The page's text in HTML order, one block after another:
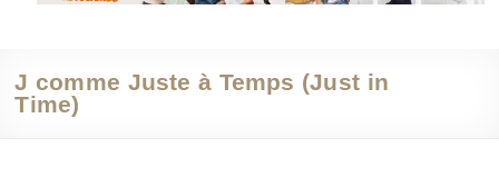
J comme Juste à Temps (Just in
Time)